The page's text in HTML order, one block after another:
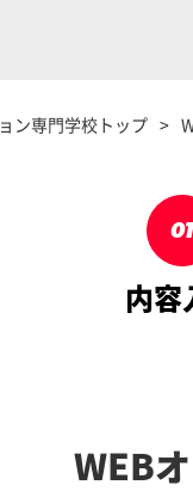
ン専門学校トップ
01
内容
WEB